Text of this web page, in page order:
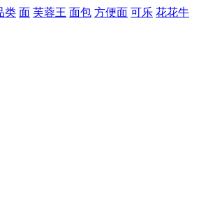
类 面 芙蓉王 面包 方便面 可乐 花花牛